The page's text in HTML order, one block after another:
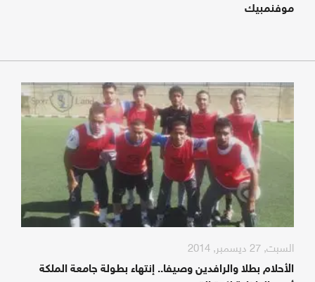
موفنمبيك
السبت, 27 ديسمبر, 2014
الأحلام بطلا والرافدين وصيفا.. إنتهاء بطولة جامعة الملكة